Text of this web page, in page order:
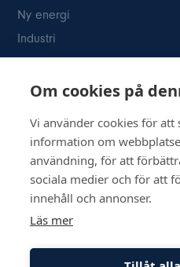
Ny energi
Industri
Kontakt oss
Österögatan 2 SE-164 40
Org.nr: 556111-8505
© Copyright 2026 Inkom,
Om cookies på
Vi använder cookies för att
information om
användning, för att
sociala medier och för att
innehåll och annonser.
Läs mer